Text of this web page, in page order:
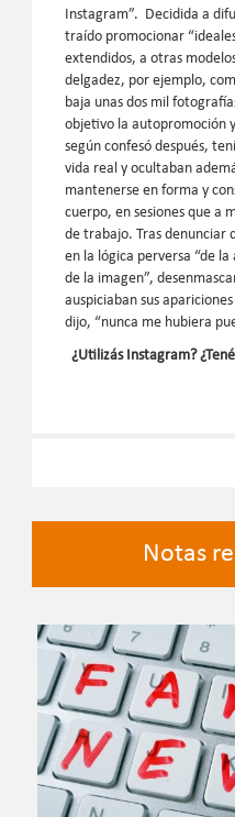
Instagram”. Decidida a
traído promocionar
extendidos, a otras
delgadez, por ejemplo,
baja unas dos mil
objetivo la autopromoción
según confesó después,
vida real y ocultaban
mantenerse en forma y
cuerpo, en sesiones que a
de trabajo. Tras denunciar
en la lógica perversa “de
de la imagen”,
auspiciaban sus
dijo, “nunca me hubiera
¿Utilizás Instagram?
Notas